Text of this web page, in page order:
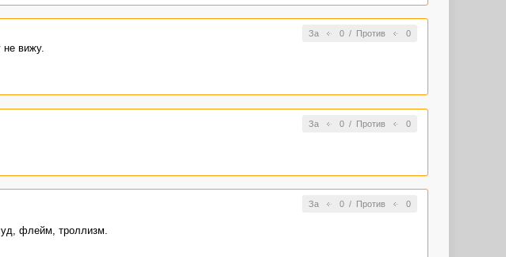
За 0/ Против 0
не вижу.
За 0/ Против 0
За 0/ Против 0
флейм, троллизм.